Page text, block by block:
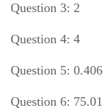
Question 3: 2
Question 4: 4
Question 5: 0.406
Question 6: 75.01